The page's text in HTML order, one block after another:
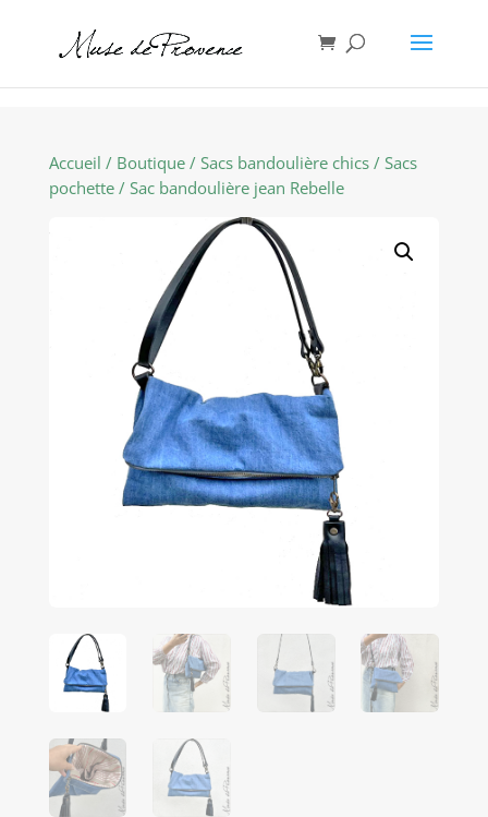
Accueil / Boutique/ Sacs bandoulière chics/ Sacs
pochette/ Sac bandoulière jean Rebelle